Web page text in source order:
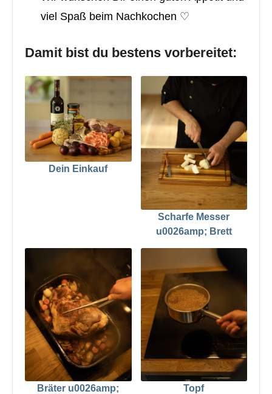
viel Spaß beim Nachkochen ♡
Damit bist du bestens vorbereitet:
Dein Einkauf
Scharfe Messer
u0026amp; Brett
Bräter u0026amp;
Topf